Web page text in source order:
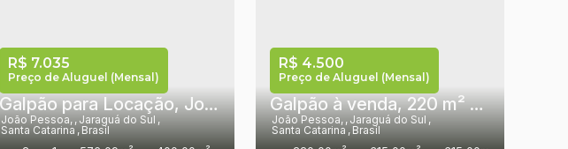
Galpão para Locação, João Pessoa - Jaraguá do Sul
R$ 7.035
Preço de Aluguel (Mensal)
João Pessoa , Jaraguá do Sul ,
Santa Catarina , Brasil
Galpão à venda, 220 m² por R$ 750.000,00 - João Pessoa - Jaraguá do Sul/SC
R$ 4.500
Preço de Aluguel (Mensal)
João Pessoa , Jaraguá do Sul ,
Santa Catarina , Brasil